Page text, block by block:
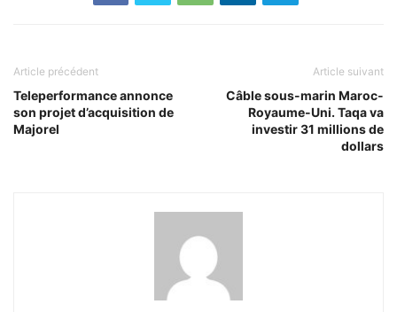
Article précédent
Teleperformance annonce
son projet d’acquisition de
Majorel
Article suivant
Câble sous-marin Maroc-
Royaume-Uni. Taqa va
investir 31 millions de
dollars